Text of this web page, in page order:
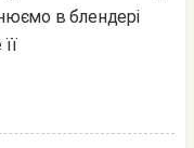
в блендері